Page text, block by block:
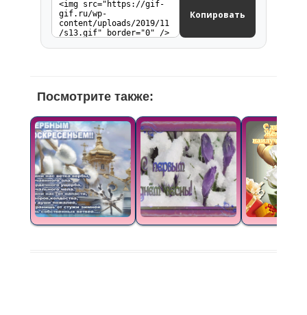
Копировать
Посмотрите также: